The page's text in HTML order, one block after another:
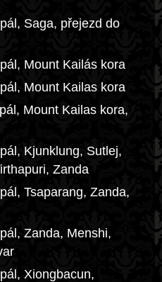
Saga, přejezd do
Mount Kailás kora
Mount Kailas kora
Mount Kailas kora,
Kjunklung, Sutlej,
Zanda
Tsaparang, Zanda,
Zanda, Menshi,
Xiongbacun,